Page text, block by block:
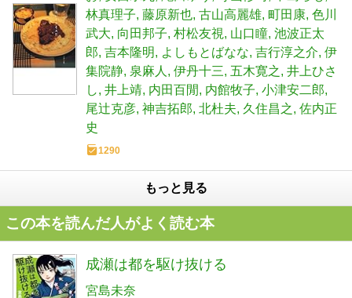
林真理子 藤原新也 古山高麗雄 町田康 色川
武大 向田邦子 村松友視 山口瞳 池波正太
郎 吉本隆明 よしもとばなな 吉行淳之介 伊
集院静 泉麻人 伊丹十三 五木寛之 井上ひさ
し 井上靖 内田百閒 内館牧子 小津安二郎
尾辻克彦 神吉拓郎 北杜夫 久住昌之 佐内正
史
1290
もっと見る
この本を読んだ人がよく読む本
成瀬は都を駆け抜ける
宮島未奈